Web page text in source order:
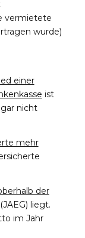
vermietete
wurde)
einer
ist
nicht
mehr
der
(JAEG) liegt.
im Jahr